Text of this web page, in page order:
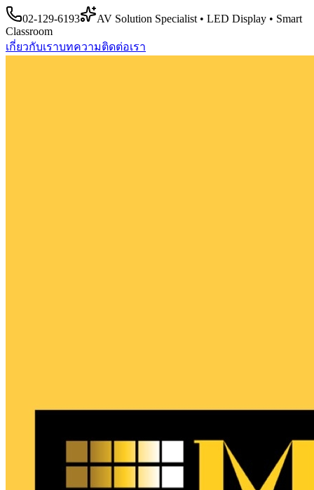
02-129-6193
AV Solution Specialist • LED Display • Smart
Classroom
เกี่ยวกับเราบทความติดต่อเรา